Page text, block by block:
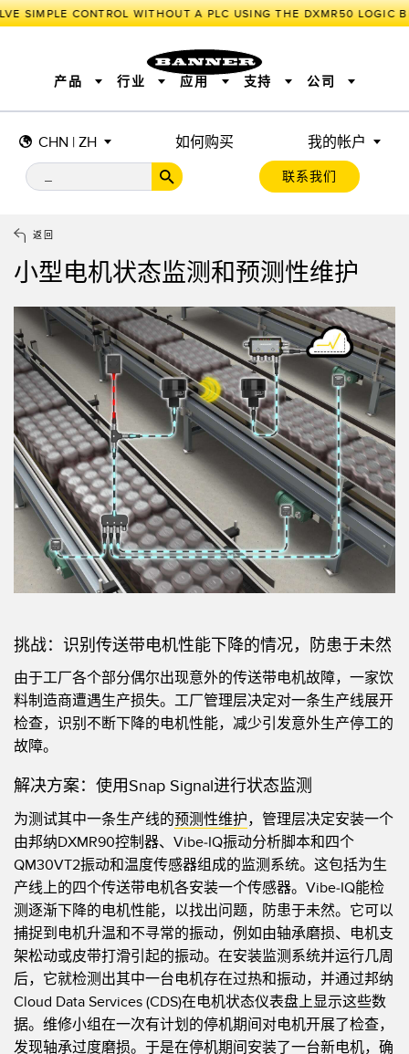
SIMPLE CONTROL WITHOUT A PLC USING THE DXMR50 LOGIC
CHN | ZH 如何购买 我的帐户
联系我们
产品
传感器 测量解决方案
照明和指示
机器安全
工业无线
BARCODE & VISION
绝对值旋转编码器
SNAP SIGNAL 附件 软件 技术
传感器
光电传感器
激光测距
测量光幕
3D飞行时间
雷达传感器
超声波传感器
光纤放大器
槽形和标签传感器
色标、颜色和荧光传感器
拾取指示灯传感器
温度传感器
检测阵列和宽光束传感器
状态监测传感器
无线状态监测传感器
振动传感器
附件
附件
线缆
行业 应用
工业物联网与智能工厂
智能传感器
机器防护
追踪和跟踪
拾取指示灯
雷达应用
工业物联网与智能工厂
储罐料位监控
前缘检测
工厂通信
机器监控/设备综合效率
物料、服务或托盘取件呼叫
状况监测：预测性维护和预防性维护
设备综合效率 (OEE)
远程监控
预测性维护与状态监控
相关链接
支持 公司
返回
小型电机状态监测和预测性维护
挑战：识别传送带电机性能下降的情况，防患于未然
由于工厂各个部分偶尔出现意外的传送带电机故障，一家饮
料制造商遭遇生产损失。工厂管理层决定对一条生产线展开
检查，识别不断下降的电机性能，减少引发意外生产停工的
故障。
解决方案：使用Snap Signal进行状态监测
为测试其中一条生产线的预测性维护，管理层决定安装一个
由邦纳DXMR90控制器、Vibe-IQ振动分析脚本和四个
QM30VT2振动和温度传感器组成的监测系统。这包括为生
产线上的四个传送带电机各安装一个传感器。Vibe-IQ能检
测逐渐下降的电机性能，以找出问题，防患于未然。它可以
捕捉到电机升温和不寻常的振动，例如由轴承磨损、电机支
架松动或皮带打滑引起的振动。在安装监测系统并运行几周
后，它就检测出其中一台电机存在过热和振动，并通过邦纳
Cloud Data Services (CDS)在电机状态仪表盘上显示这些数
据。维修小组在一次有计划的停机期间对电机开展了检查，
发现轴承过度磨损。于是在停机期间安装了一台新电机，确